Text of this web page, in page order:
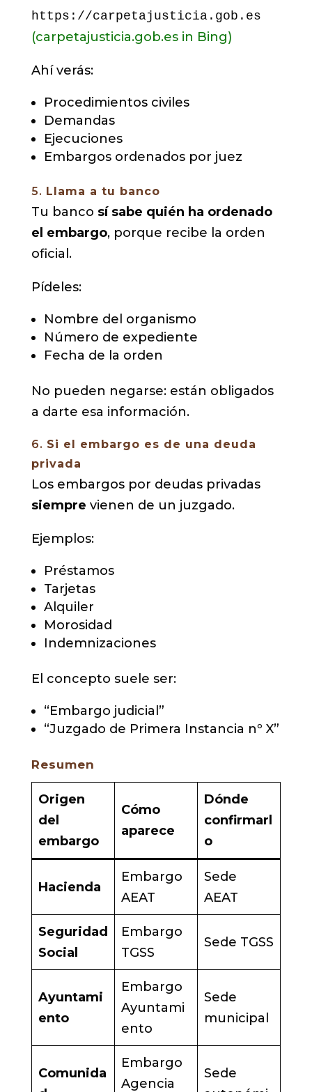
https://carpetajusticia.gob.es
(carpetajusticia.gob.es in Bing)
Ahí verás:
Procedimientos civiles
Demandas
Ejecuciones
Embargos ordenados por juez
5. Llama a tu banco
Tu banco sí sabe quién ha ordenado
el embargo, porque recibe la orden
oficial.
Pídeles:
Nombre del organismo
Número de expediente
Fecha de la orden
No pueden negarse: están obligados
a darte esa información.
6. Si el embargo es de una deuda
privada
Los embargos por deudas privadas
siempre vienen de un juzgado.
Ejemplos:
Préstamos
Tarjetas
Alquiler
Morosidad
Indemnizaciones
El concepto suele ser:
“Embargo judicial”
“Juzgado de Primera Instancia nº X”
Resumen
Origen
del
embargo
Cómo
aparece
Dónde
confirmarl
o
Hacienda
Embargo
AEAT
Sede
AEAT
Seguridad
Social
Embargo
TGSS
Sede TGSS
Ayuntami
ento
Embargo
Ayuntami
ento
Sede
municipal
Comunida
Embargo
Agencia
Sede